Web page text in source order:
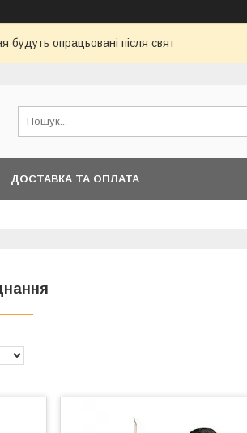
будуть опрацьовані після свят
ДОСТАВКА ТА ОПЛАТА